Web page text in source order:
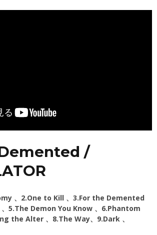
/
、2.One to Kill 、3.For the Demented
5.The Demon You Know 、6.Phantom
the Alter 、8.The Way、9.Dark 、